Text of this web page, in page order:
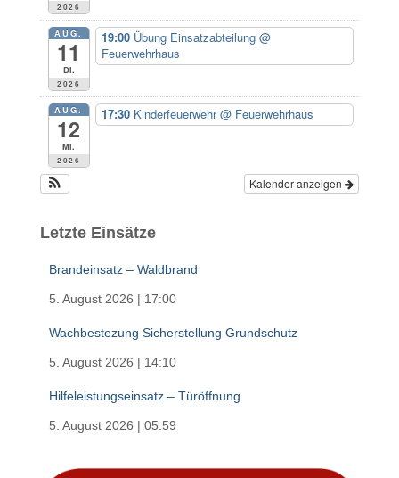
:
2026
AUG.
11
Di.
2026
19:00 Übung Einsatzabteilung @
Feuerwehrhaus
AUG.
12
Mi.
2026
17:30 Kinderfeuerwehr@ Feuerwehrhaus
Kalender anzeigen
Letzte Einsätze
Brandeinsatz – Waldbrand
5. August 2026 | 17:00
Wachbestezung Sicherstellung Grundschutz
5. August 2026 | 14:10
Hilfeleistungseinsatz – Türöffnung
5. August 2026 | 05:59